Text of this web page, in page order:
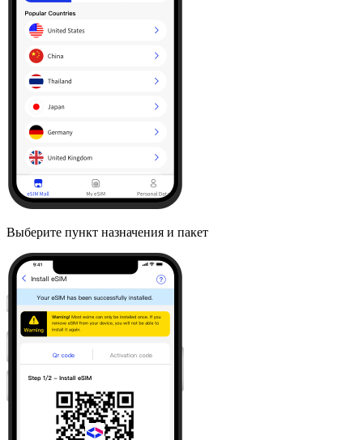
Выберите пункт назначения и пакет